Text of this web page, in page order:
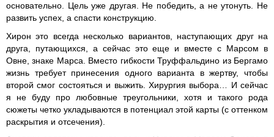
основательно. Цель уже другая. Не победить, а не утонуть. Не
развить успех, а спасти конструкцию.
Хирон это всегда несколько вариантов, наступающих друг на
друга, путающихся, а сейчас это еще и вместе с Марсом в
Овне, знаке Марса. Вместо гибкости Труффальдино из Бергамо
жизнь требует принесения одного варианта в жертву, чтобы
второй смог состояться и выжить. Хирургия выбора… И сейчас
я не буду про любовные треугольники, хотя и такого рода
сюжеты четко укладываются в потенциал этой карты (с оттенком
раскрытия и отсечения).